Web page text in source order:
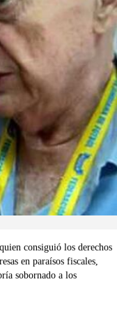
consiguió los derechos
en paraísos fiscales,
sobornado a los